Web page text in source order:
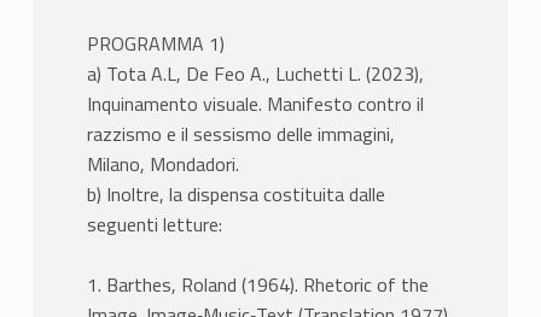
PROGRAMMA 1)
a) Tota A.L, De Feo A., Luchetti L. (2023),
Inquinamento visuale. Manifesto contro il
razzismo e il sessismo delle immagini,
Milano, Mondadori.
b) Inoltre, la dispensa costituita dalle
seguenti letture:
1. Barthes, Roland (1964). Rhetoric of the